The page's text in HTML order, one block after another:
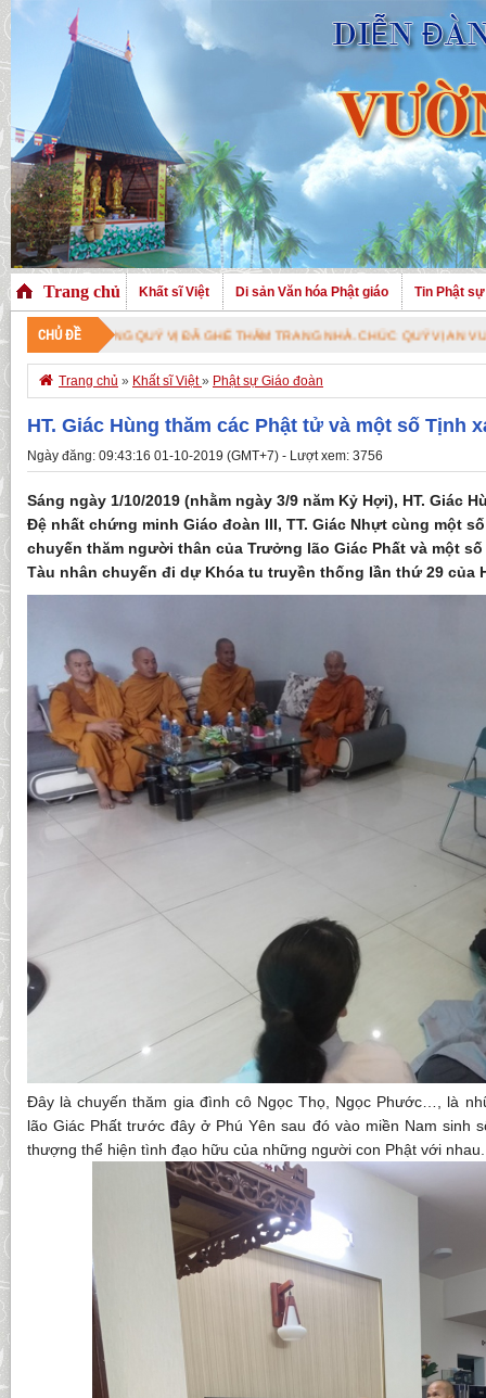
Trang chủ Khất sĩ Việt Di sản Văn hóa Phật giáo Tin Phật sự
CHỦ ĐỀ
VỊ ĐÃ GHÉ THĂM TRANG NHÀ. CHÚC QUÝ VỊ AN VUI VỚI PHÁP BẢO CAO
 Trang chủ » Khất sĩ Việt» Phật sự Giáo đoàn
HT. Giác Hùng thăm các Phật tử và một số Tịnh
Ngày đăng: 09:43:16 01-10-2019 (GMT+7) - Lượt xem: 3756
Sáng ngày 1/10/2019 (nhằm ngày 3/9 năm Kỷ Hợi), HT. Giác
Đệ nhất chứng minh Giáo đoàn III, TT. Giác Nhựt cùng một
chuyến thăm người thân của Trưởng lão Giác Phất và một số
Tàu nhân chuyến đi dự Khóa tu truyền thống lần thứ 29 của
Đây là chuyến thăm gia đình cô Ngọc Thọ, Ngọc Phước…, là
lão Giác Phất trước đây ở Phú Yên sau đó vào miền Nam sinh
thượng thể hiện tình đạo hữu của những người con Phật với nhau.